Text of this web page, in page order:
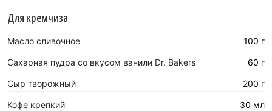
Для кремчиза
Масло сливочное 100 г
Сахарная пудра со вкусом ванили Dr. Bakers 60 г
Сыр творожный 200 г
Кофе крепкий 30 мл